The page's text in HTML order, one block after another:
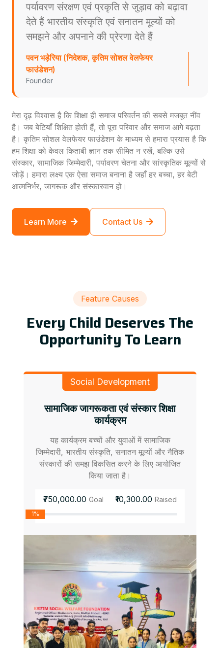
पर्यावरण संरक्षण एवं प्रकृति से जुड़ाव को बढ़ावा
देते हैं भारतीय संस्कृति एवं सनातन मूल्यों को
समझने और अपनाने की प्रेरणा देते हैं
पवन भड़ेरिया (निदेशक, कृतिम सोशल वेलफेयर
फाउंडेशन)
Founder
मेरा दृढ़ विश्वास है कि शिक्षा ही समाज परिवर्तन की सबसे मजबूत नींव
है। जब बेटियाँ शिक्षित होती हैं, तो पूरा परिवार और समाज आगे बढ़ता
है। कृतिम सोशल वेलफेयर फाउंडेशन के माध्यम से हमारा प्रयास है कि
हम शिक्षा को केवल किताबी ज्ञान तक सीमित न रखें, बल्कि उसे
संस्कार, सामाजिक जिम्मेदारी, पर्यावरण चेतना और सांस्कृतिक मूल्यों से
जोड़ें। हमारा लक्ष्य एक ऐसा समाज बनाना है जहाँ हर बच्चा, हर बेटी
आत्मनिर्भर, जागरूक और संस्कारवान हो।
Learn More Contact Us
Feature Causes
Every Child Deserves The
Opportunity To Learn
Social Development
सामाजिक जागरूकता एवं संस्कार शिक्षा
कार्यक्रम
यह कार्यक्रम बच्चों और युवाओं में सामाजिक
जिम्मेदारी, भारतीय संस्कृति, सनातन मूल्यों और नैतिक
संस्कारों की समझ विकसित करने के लिए आयोजित
किया जाता है।
₹750,000.00 Goal ₹10,300.00 Raised
1%